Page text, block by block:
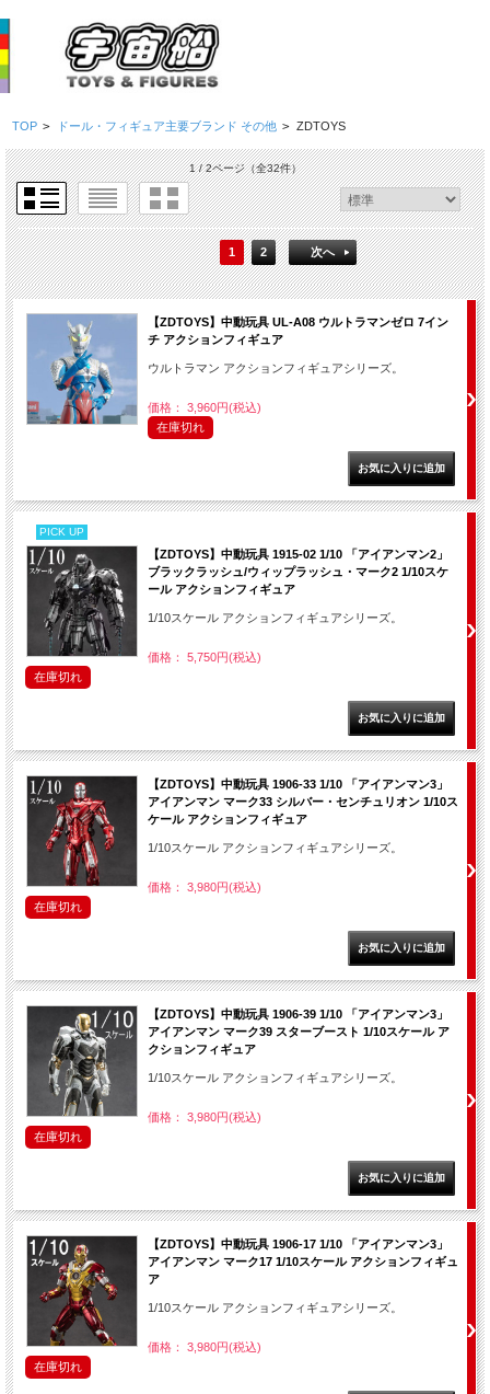
TOP > ドール・フィギュア主要ブランド その他 > ZDTOYS
1 / 2ページ（全32件）
1 2 次へ
【ZDTOYS】中動玩具 UL-A08 ウルトラマンゼロ 7イン
チ アクションフィギュア
ウルトラマン アクションフィギュアシリーズ。
価格： 3,960円(税込)
在庫切れ
PICK UP
【ZDTOYS】中動玩具 1915-02 1/10 「アイアンマン2」
ブラックラッシュ/ウィップラッシュ・マーク2 1/10スケ
ール アクションフィギュア
1/10スケール アクションフィギュアシリーズ。
価格： 5,750円(税込)
在庫切れ
【ZDTOYS】中動玩具 1906-33 1/10 「アイアンマン3」
アイアンマン マーク33 シルバー・センチュリオン 1/10ス
ケール アクションフィギュア
1/10スケール アクションフィギュアシリーズ。
価格： 3,980円(税込)
在庫切れ
【ZDTOYS】中動玩具 1906-39 1/10 「アイアンマン3」
アイアンマン マーク39 スターブースト 1/10スケール ア
クションフィギュア
1/10スケール アクションフィギュアシリーズ。
価格： 3,980円(税込)
在庫切れ
【ZDTOYS】中動玩具 1906-17 1/10 「アイアンマン3」
アイアンマン マーク17 1/10スケール アクションフィギュ
ア
1/10スケール アクションフィギュアシリーズ。
価格： 3,980円(税込)
在庫切れ